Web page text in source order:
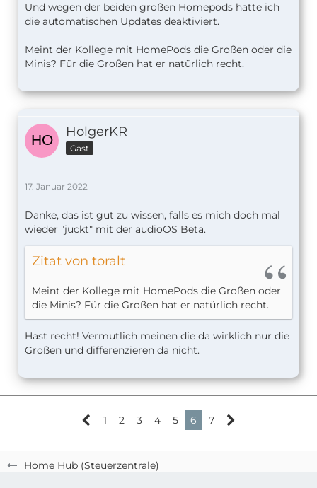
Home Hub (Steuerzentrale)
Und wegen der beiden großen Homepods hatte ich
die automatischen Updates deaktiviert.
Meint der Kollege mit HomePods die Großen oder die
Minis? Für die Großen hat er natürlich recht.
HolgerKR
Gast
17. Januar 2022
Danke, das ist gut zu wissen, falls es mich doch mal
wieder "juckt" mit der audioOS Beta.
Zitat von toralt
Meint der Kollege mit HomePods die Großen oder
die Minis? Für die Großen hat er natürlich recht.
Hast recht! Vermutlich meinen die da wirklich nur die
Großen und differenzieren da nicht.
1 2 3 4 5 6 7